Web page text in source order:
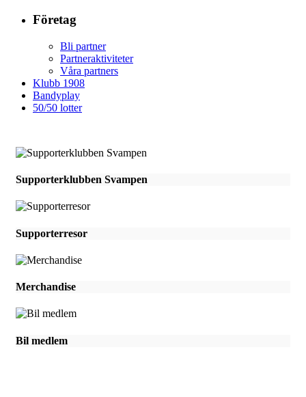
Företag
Bli partner
Partneraktiviteter
Våra partners
Klubb 1908
Bandyplay
50/50 lotter
Supporterklubben Svampen
Supporterresor
Merchandise
Bil medlem